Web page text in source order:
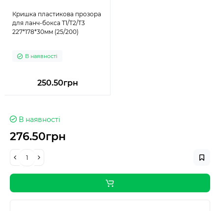
Кришка пластикова прозора
для ланч-бокса Т1/Т2/Т3
227*178*30мм (25/200)
В наявності
250.50грн
В наявності
276.50грн